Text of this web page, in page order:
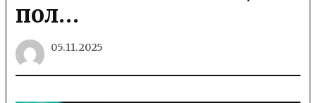
пол…
05.11.2025